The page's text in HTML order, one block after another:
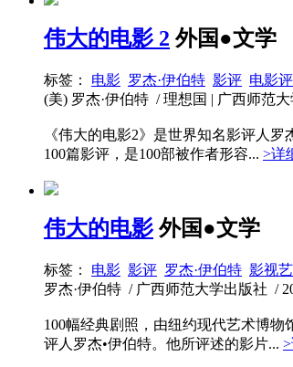
伟大的电影 2 外国●文学
标签： 电影 罗杰·伊伯特 影评 电影
(美) 罗杰·伊伯特 / 理想国 | 广西师范
《伟大的电影2》是世界知名影评人
100篇影评，是100部被作者形容... >详
伟大的电影 外国●文学
标签： 电影 影评 罗杰·伊伯特 影视
罗杰·伊伯特 / 广西师范大学出版社 /
100幅经典剧照，由纽约现代艺术博
评人罗杰•伊伯特。他所评述的影片...